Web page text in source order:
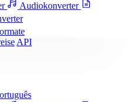
Audiokonverter
API